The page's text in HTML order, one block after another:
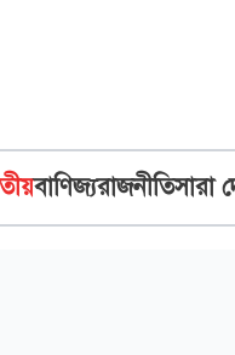
বাণিজ্যরাজনীতিসারা